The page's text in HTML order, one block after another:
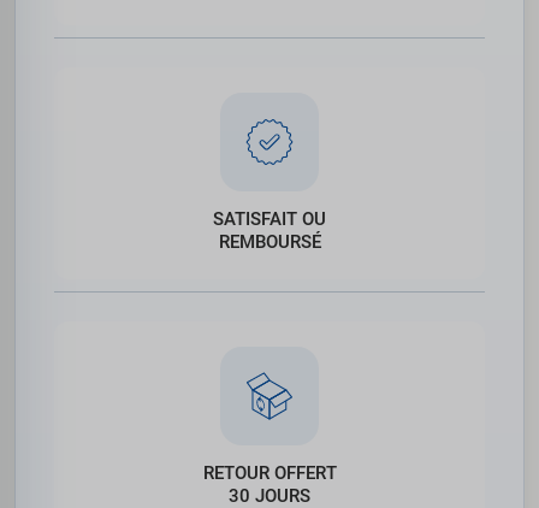
SATISFAIT OU
REMBOURSÉ
RETOUR OFFERT
30 JOURS